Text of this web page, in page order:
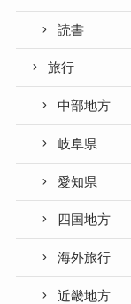
読書
旅行
中部地方
岐阜県
愛知県
四国地方
海外旅行
近畿地方